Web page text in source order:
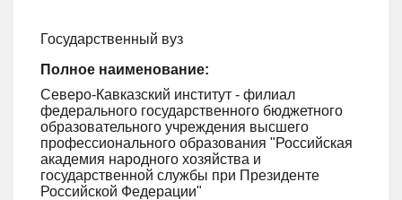
Государственный вуз
Полное наименование:
Северо-Кавказский институт - филиал
федерального государственного бюджетного
образовательного учреждения высшего
профессионального образования "Российская
академия народного хозяйства и
государственной службы при Президенте
Российской Федерации"